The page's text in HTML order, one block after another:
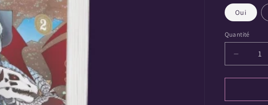
Oui
Quantité
Quantité
Réduire
la
quantité
L’enfant